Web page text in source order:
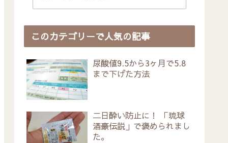
このカテゴリーで人気の記事
尿酸値9.5から3ヶ月で5.8
まで下げた方法
二日酔い防止に！ 「琉球
酒豪伝説」で褒められまし
た。